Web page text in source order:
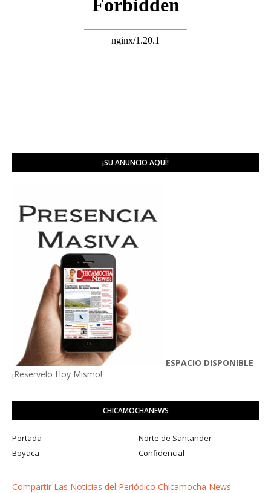
¡SU ANUNCIO AQUÍ!
ESPACIO DISPONIBLE
¡Reservelo Hoy Mismo!
CHICAMOCHANEWS
Portada
Norte de Santander
Boyaca
Confidencial
Compartir Las Noticias del Periódico Chicamocha News